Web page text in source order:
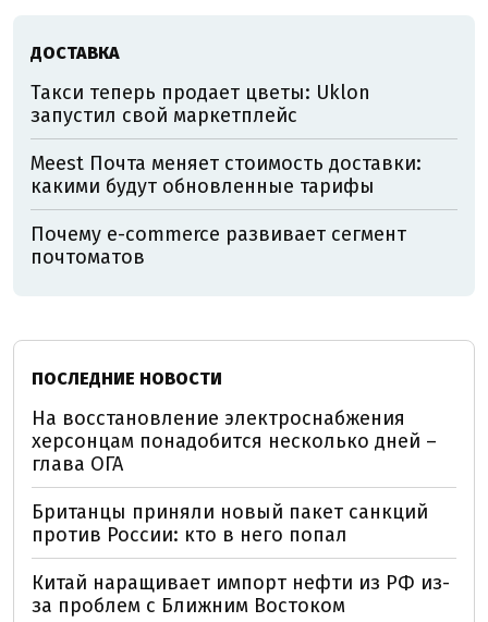
ДОСТАВКА
Такси теперь продает цветы: Uklon
запустил свой маркетплейс
Meest Почта меняет стоимость доставки:
какими будут обновленные тарифы
Почему e-commerce развивает сегмент
почтоматов
ПОСЛЕДНИЕ НОВОСТИ
На восстановление электроснабжения
херсонцам понадобится несколько дней –
глава ОГА
Британцы приняли новый пакет санкций
против России: кто в него попал
Китай наращивает импорт нефти из РФ из-
за проблем с Ближним Востоком